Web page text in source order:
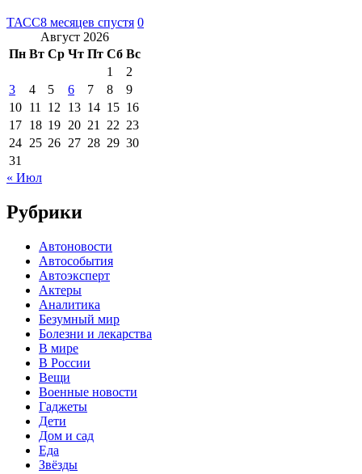
ТАСС8 месяцев спустя 0
Август 2026
Пн Вт Ср Чт Пт Сб Вс
1
2
3
4 5 6 7 8
9
10 11 12 13 14 15 16
17 18 19 20 21 22 23
24 25 26 27 28 29 30
31
« Июл
Рубрики
Автоновости
Автособытия
Автоэксперт
Актеры
Аналитика
Безумный мир
Болезни и лекарства
В мире
В России
Вещи
Военные новости
Гаджеты
Дети
Дом и сад
Еда
Звёзды